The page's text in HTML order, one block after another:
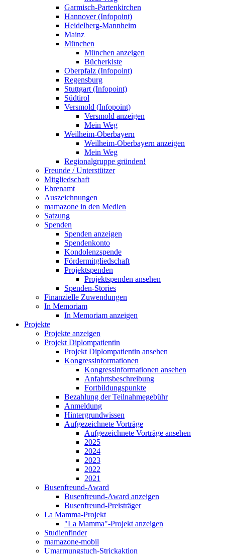
Garmisch-Partenkirchen
Hannover (Infopoint)
Heidelberg-Mannheim
Mainz
München
München anzeigen
Bücherkiste
Oberpfalz (Infopoint)
Regensburg
Stuttgart (Infopoint)
Südtirol
Versmold (Infopoint)
Versmold anzeigen
Mein Weg
Weilheim-Oberbayern
Weilheim-Oberbayern anzeigen
Mein Weg
Regionalgruppe gründen!
Freunde / Unterstützer
Mitgliedschaft
Ehrenamt
Auszeichnungen
mamazone in den Medien
Satzung
Spenden
Spenden anzeigen
Spendenkonto
Kondolenzspende
Fördermitgliedschaft
Projektspenden
Projektspenden ansehen
Spenden-Stories
Finanzielle Zuwendungen
In Memoriam
In Memoriam anzeigen
Projekte
Projekte anzeigen
Projekt Diplompatientin
Projekt Diplompatientin ansehen
Kongressinformationen
Kongressinformationen ansehen
Anfahrtsbeschreibung
Fortbildungspunkte
Bezahlung der Teilnahmegebühr
Anmeldung
Hintergrundwissen
Aufgezeichnete Vorträge
Aufgezeichnete Vorträge ansehen
2025
2024
2023
2022
2021
Busenfreund-Award
Busenfreund-Award anzeigen
Busenfreund-Preisträger
La Mamma-Projekt
"La Mamma"-Projekt anzeigen
Studienfinder
mamazone-mobil
Umarmungstuch-Strickaktion